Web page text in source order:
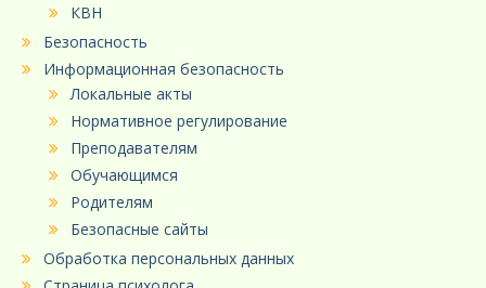
КВН
Безопасность
Информационная безопасность
Локальные акты
Нормативное регулирование
Преподавателям
Обучающимся
Родителям
Безопасные сайты
Обработка персональных данных